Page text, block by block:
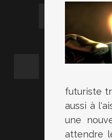
futuriste
aussi à
une
attendre